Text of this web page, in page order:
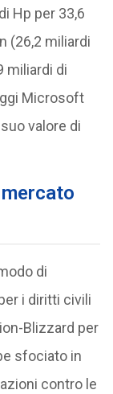
Hp per 33,6
(26,2 miliardi
miliardi di
Microsoft
valore di
di
i diritti civili
Blizzard per
sfociato in
contro le